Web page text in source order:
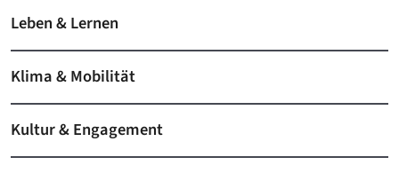
Leben & Lernen
Klima & Mobilität
Kultur & Engagement